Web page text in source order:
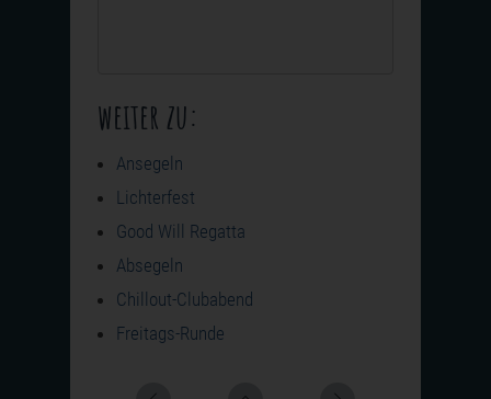
weiter zu:
Ansegeln
Lichterfest
Good Will Regatta
Absegeln
Chillout-Clubabend
Freitags-Runde